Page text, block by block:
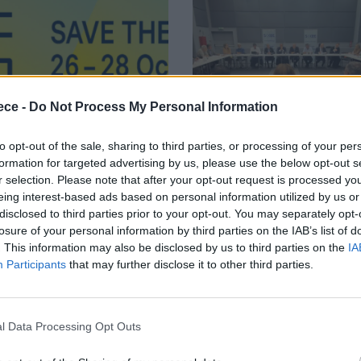
- Do Not Process My Personal Information
opt-out of the sale, sharing to third parties, or processing of your
for targeted advertising by us, please use the below opt-out
selection. Please note that after your opt-out request is processed
interest-based ads based on personal information utilized by us
to third parties prior to your opt-out. You may separately
of your personal information by third parties on the IAB’s list of
This information may also be disclosed by us to third parties on the
Participants that may further disclose it to other third parties.
Data Processing Opt Outs
Health
2027 κάνει
στο
στις 26
28 Οκτωβρίου
Κλαδικά
Ολοκληρώθηκε
5η Γενική
Συνέλευση του
Συνδέσμου